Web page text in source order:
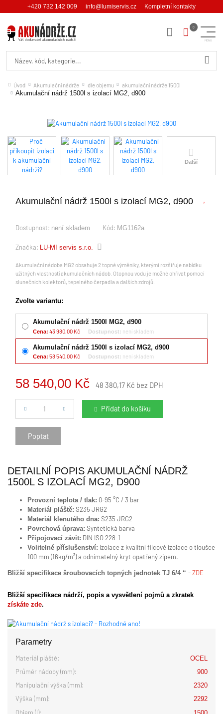
+420 732 142 009 info@lumiservis.cz Kompletní kontakty
Úvod Akumulační nádrže dle objemu akumulační nádrže 1500l
Akumulační nádrž 1500l s izolací MG2, d900
Další
Akumulační nádrž 1500l s izolací MG2, d900
Dostupnost: není skladem Kód: MG1162a
Značka: LU-MI servis s.r.o.
Akumulační nádoba MG2 obsahuje 2 topné výměníky, kterými rozšiřuje nabídku
užitných vlastností akumulačních nádob. Otopnou vodu je možné ohřívat pomocí
slunečních kolektorů, tepelného čerpadla a dalších zdrojů.
Zvolte variantu:
Akumulační nádrž 1500l MG2, d900
Cena: 43 980,00 Kč Dostupnost: není skladem
Akumulační nádrž 1500l s izolací MG2, d900
Cena: 58 540,00 Kč Dostupnost: není skladem
58 540,00 Kč 48 380,17 Kč bez DPH
Přidat do košíku
Poptat
DETAILNÍ POPIS AKUMULAČNÍ NÁDRŽ
1500L S IZOLACÍ MG2, D900
Provozní teplota / tlak: 0-95 °C / 3 bar
Materiál pláště: S235 JRG2
Materiál klenutého dna: S235 JRG2
Povrchová úprava: Syntetická barva
Připojovací závit: DIN ISO 228-1
Volitelné příslušenství: Izolace z kvalitní filcové izolace o tloušce
100 mm (16kg/m³) a odnímatelný kryt opatřený zipem.
Bližší specifikace šroubovacích topných jednotek TJ 6/4 “ -ZDE
Bližší specifikace nádrží, popis a vysvětlení pojmů a zkratek
získáte zde.
Parametry
Materiál pláště: OCEL
Průměr nádoby (mm): 900
Manipulační výška (mm): 2320
Výška (mm): 2292
Objem (l):